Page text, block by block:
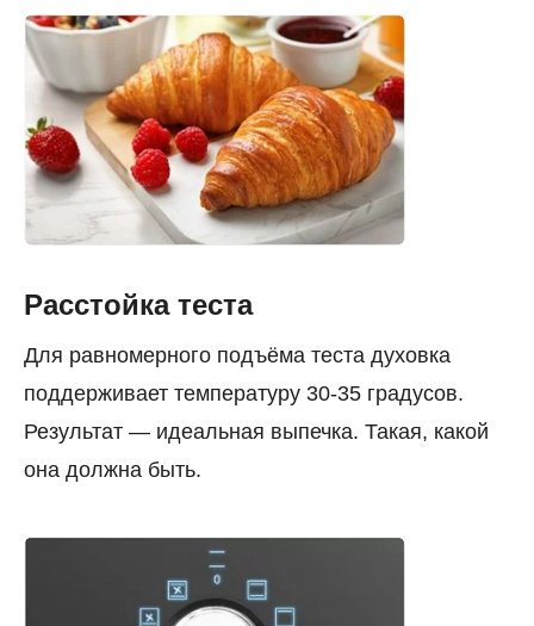
Расстойка теста
Для равномерного подъёма теста духовка
поддерживает температуру 30-35 градусов.
Результат — идеальная выпечка. Такая, какой
она должна быть.